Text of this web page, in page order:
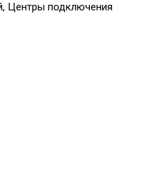
Центры подключения